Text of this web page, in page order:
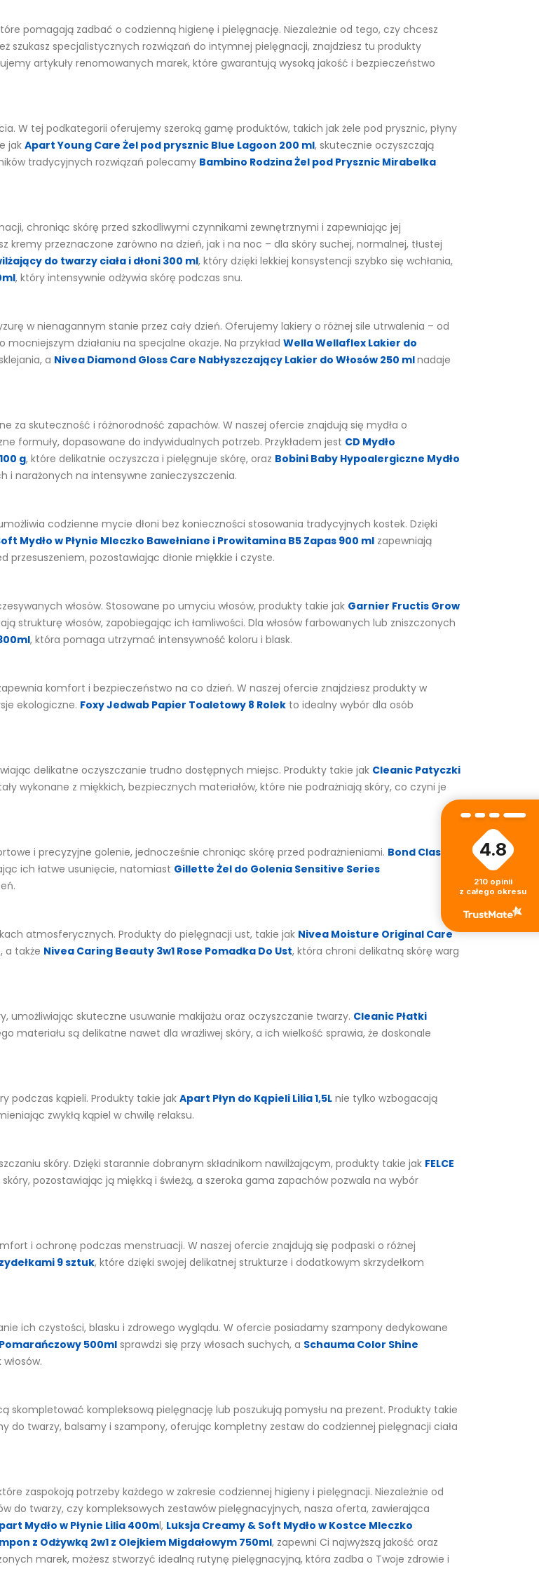
pomagają zadbać o codzienną higienę i pielęgnację. Niezależnie od tego, czy chcesz
szukasz specjalistycznych rozwiązań do intymnej pielęgnacji, znajdziesz tu produkty
artykuły renomowanych marek, które gwarantują wysoką jakość i bezpieczeństwo
W tej podkategorii oferujemy szeroką gamę produktów, takich jak żele pod prysznic, płyny
jakApart Young Care Żel pod prysznic Blue Lagoon 200 ml, skutecznie oczyszczają
tradycyjnych rozwiązań polecamy Bambino Rodzina Żel pod Prysznic Mirabelka
chroniąc skórę przed szkodliwymi czynnikami zewnętrznymi i zapewniając jej
kremy przeznaczone zarówno na dzień, jak i na noc – dla skóry suchej, normalnej, tłustej
do twarzy ciała i dłoni 300 ml, który dzięki lekkiej konsystencji szybko się wchłania,
, który intensywnie odżywia skórę podczas snu.
w nienagannym stanie przez cały dzień. Oferujemy lakiery o różnej sile utrwalenia – od
działaniu na specjalne okazje. Na przykład Wella Wellaflex Lakier do
a Nivea Diamond Gloss Care Nabłyszczający Lakier do Włosów 250 mlnadaje
za skuteczność i różnorodność zapachów. W naszej ofercie znajdują się mydła o
formuły, dopasowane do indywidualnych potrzeb. Przykładem jest CD Mydło
g, które delikatnie oczyszcza i pielęgnuje skórę, oraz Bobini Baby Hypoalergiczne Mydło
i narażonych na intensywne zanieczyszczenia.
codzienne mycie dłoni bez konieczności stosowania tradycyjnych kostek. Dzięki
Mydło w Płynie Mleczko Bawełniane i Prowitamina B5 Zapas 900 ml zapewniają
przesuszeniem, pozostawiając dłonie miękkie i czyste.
włosów. Stosowane po umyciu włosów, produkty takie jak Garnier Fructis Grow
strukturę włosów, zapobiegając ich łamliwości. Dla włosów farbowanych lub zniszczonych
, która pomaga utrzymać intensywność koloru i blask.
komfort i bezpieczeństwo na co dzień. W naszej ofercie znajdziesz produkty w
ekologiczne. Foxy Jedwab Papier Toaletowy 8 Rolek to idealny wybór dla osób
delikatne oczyszczanie trudno dostępnych miejsc. Produkty takie jak Cleanic Patyczki
wykonane z miękkich, bezpiecznych materiałów, które nie podrażniają skóry, co czyni je
i precyzyjne golenie, jednocześnie chroniąc skórę przed podrażnieniami. Bond Classic
ich łatwe usunięcie, natomiast Gillette Żel do Golenia Sensitive Series
atmosferycznych. Produkty do pielęgnacji ust, takie jak Nivea Moisture Original Care
a także Nivea Caring Beauty 3w1 Rose Pomadka Do Ust, która chroni delikatną skórę warg
umożliwiając skuteczne usuwanie makijażu oraz oczyszczanie twarzy. Cleanic Płatki
materiału są delikatne nawet dla wrażliwej skóry, a ich wielkość sprawia, że doskonale
podczas kąpieli. Produkty takie jak Apart Płyn do Kąpieli Lilia 1,5L nie tylko wzbogacają
zwykłą kąpiel w chwilę relaksu.
skóry. Dzięki starannie dobranym składnikom nawilżającym, produkty takie jak FELCE
pozostawiając ją miękką i świeżą, a szeroka gama zapachów pozwala na wybór
i ochronę podczas menstruacji. W naszej ofercie znajdują się podpaski o różnej
9 sztuk, które dzięki swojej delikatnej strukturze i dodatkowym skrzydełkom
ich czystości, blasku i zdrowego wyglądu. W ofercie posiadamy szampony dedykowane
500mlsprawdzi się przy włosach suchych, a Schauma Color Shine
skompletować kompleksową pielęgnację lub poszukują pomysłu na prezent. Produkty takie
do twarzy, balsamy i szampony, oferując kompletny zestaw do codziennej pielęgnacji ciała
zaspokoją potrzeby każdego w zakresie codziennej higieny i pielęgnacji. Niezależnie od
do twarzy, czy kompleksowych zestawów pielęgnacyjnych, nasza oferta, zawierająca
Mydło w Płynie Lilia 400ml, Luksja Creamy & Soft Mydło w Kostce Mleczko
z Odżywką 2w1 z Olejkiem Migdałowym 750ml, zapewni Ci najwyższą jakość oraz
marek, możesz stworzyć idealną rutynę pielęgnacyjną, która zadba o Twoje zdrowie i
4.8
210 opinii
z całego okresu